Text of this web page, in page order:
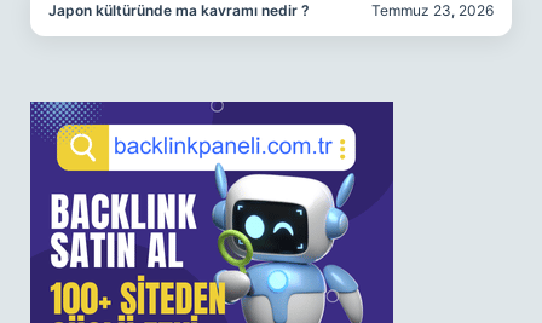
Japon kültüründe ma kavramı nedir ? Temmuz 23, 2026